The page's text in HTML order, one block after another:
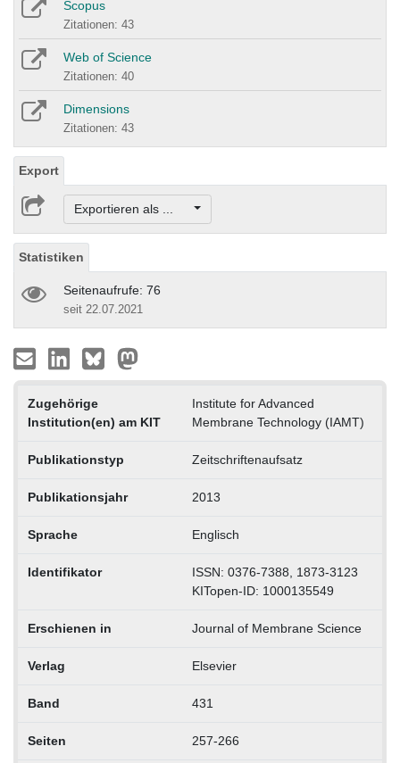
Scopus
Zitationen: 43
Web of Science
Zitationen: 40
Dimensions
Zitationen: 43
Export
Exportieren als ...
Statistiken
Seitenaufrufe: 76
seit 22.07.2021
Zugehörige
Institution(en) am KIT
Institute for Advanced
Membrane Technology (IAMT)
Publikationstyp Zeitschriftenaufsatz
Publikationsjahr 2013
Sprache Englisch
Identifikator
ISSN: 0376-7388, 1873-3123
KITopen-ID: 1000135549
Erschienen in Journal of Membrane Science
Verlag Elsevier
Band 431
Seiten 257-266